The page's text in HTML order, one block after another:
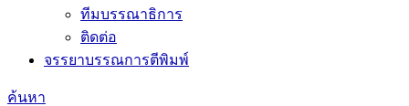
ทีมบรรณาธิการ
ติดต่อ
จรรยาบรรณการตีพิมพ์
ค้นหา